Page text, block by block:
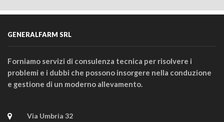
GENERALFARM SRL
Forniamo servizi di consulenza tecnica per risolvere i
problemi e i dubbi che possono insorgere nella conduzione
e gestione di un moderno allevamento.
Via Umbria 32